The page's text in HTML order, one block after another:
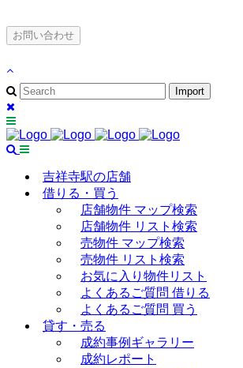
吉祥寺駅の店舗
借りる・買う
店舗物件 マップ検索
店舗物件 リスト検索
売物件 マップ検索
売物件 リスト検索
お気に入り物件リスト
よくあるご質問 借りる
よくあるご質問 買う
貸す・売る
成約事例ギャラリー
成約レポート